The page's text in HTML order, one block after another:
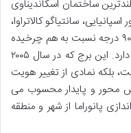
ساختمان اسکاندیناوی
سانتیاگو کالاتراوا،
طراحی شده است، با ۹ مکعب که هر کدام ۹۰ درجه نسبت به هم چرخیده
اند، جلوه ای منحصر به فرد و خیره کننده دارد. این برج که در سال ۲۰۰۵
بلکه نمادی از تغییر هویت
محور و پایدار محسوب می
پانوراما از شهر و منطقه